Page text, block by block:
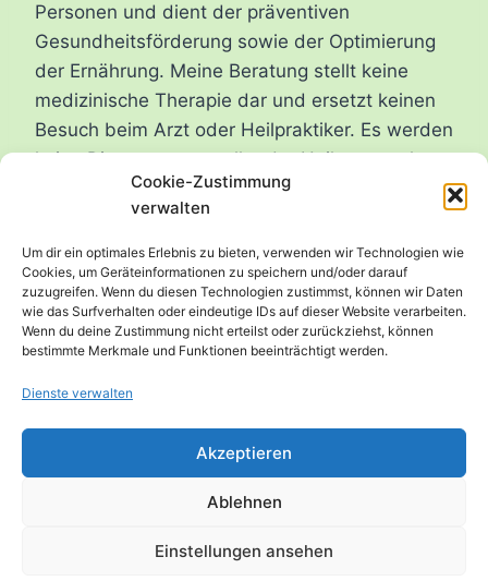
Cookie-Zustimmung
verwalten
Um dir ein optimales Erlebnis zu bieten, verwenden wir Technologien wie
Cookies, um Geräteinformationen zu speichern und/oder darauf
zuzugreifen. Wenn du diesen Technologien zustimmst, können wir Daten
wie das Surfverhalten oder eindeutige IDs auf dieser Website verarbeiten.
Wenn du deine Zustimmung nicht erteilst oder zurückziehst, können
bestimmte Merkmale und Funktionen beeinträchtigt werden.
Dienste verwalten
Akzeptieren
Ablehnen
Einstellungen ansehen
Personen und dient der präventiven
Gesundheitsförderung sowie der Optimierung
der Ernährung. Meine Beratung stellt keine
medizinische Therapie dar und ersetzt keinen
Besuch beim Arzt oder Heilpraktiker. Es werden
keine Diagnosen gestellt oder Heilversprechen
abgegeben. Ich arbeite ausschließlich mit
Klienten ohne klinisch diagnostizierte
Darmerkrankungen oder andere medizinische
Befunde, die eine therapeutische Behandlung
erfordern. Bei Vorliegen einer Diagnose oder
gesundheitlicher Beschwerden konsultiere bitte
vorab einen entsprechenden Facharzt.